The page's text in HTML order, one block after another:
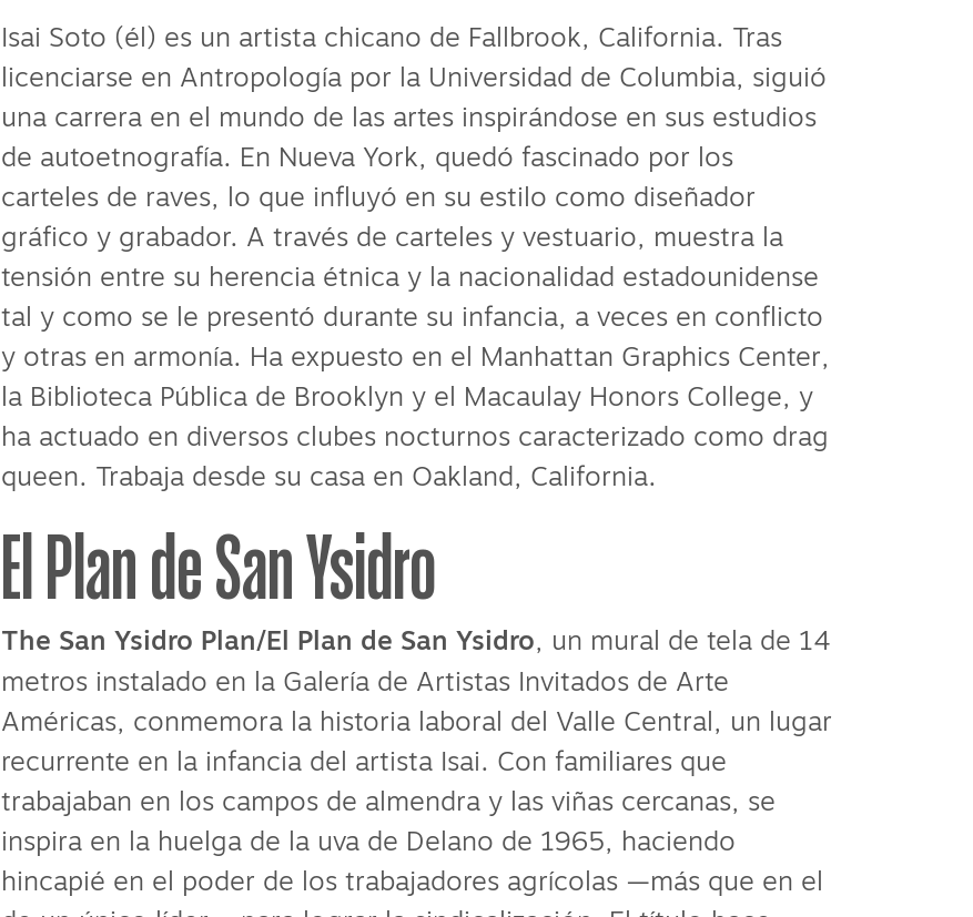
Isai Soto (él) es un artista chicano de Fallbrook, California. Tras
licenciarse en Antropología por la Universidad de Columbia, siguió
una carrera en el mundo de las artes inspirándose en sus estudios
de autoetnografía. En Nueva York, quedó fascinado por los
carteles de raves, lo que influyó en su estilo como diseñador
gráfico y grabador. A través de carteles y vestuario, muestra la
tensión entre su herencia étnica y la nacionalidad estadounidense
tal y como se le presentó durante su infancia, a veces en conflicto
y otras en armonía. Ha expuesto en el Manhattan Graphics Center,
la Biblioteca Pública de Brooklyn y el Macaulay Honors College, y
ha actuado en diversos clubes nocturnos caracterizado como drag
queen. Trabaja desde su casa en Oakland, California.
El Plan de San Ysidro
The San Ysidro Plan/El Plan de San Ysidro, un mural de tela de 14
metros instalado en la Galería de Artistas Invitados de Arte
Américas, conmemora la historia laboral del Valle Central, un lugar
recurrente en la infancia del artista Isai. Con familiares que
trabajaban en los campos de almendra y las viñas cercanas, se
inspira en la huelga de la uva de Delano de 1965, haciendo
hincapié en el poder de los trabajadores agrícolas —más que en el